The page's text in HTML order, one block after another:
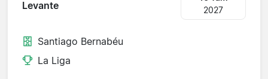
Levante
2027
Santiago Bernabéu
La Liga